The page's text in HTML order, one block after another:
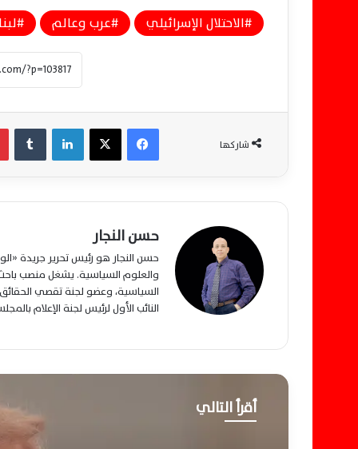
الاحتلال الإسرائيلي عرب وعالم
شاركها
فيسبوك ‫X لينكدإن
حسن النجار
حسن النجار هو رئيس تحرير جريدة
والعلوم السياسية. يشغل منصب
السياسية، وعضو لجنة تقصي
النائب الأول لرئيس لجنة الإعلام
أقرأ التالي